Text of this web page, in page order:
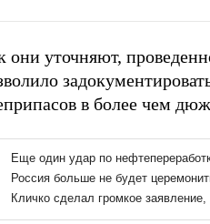
они уточняют,
в более чем